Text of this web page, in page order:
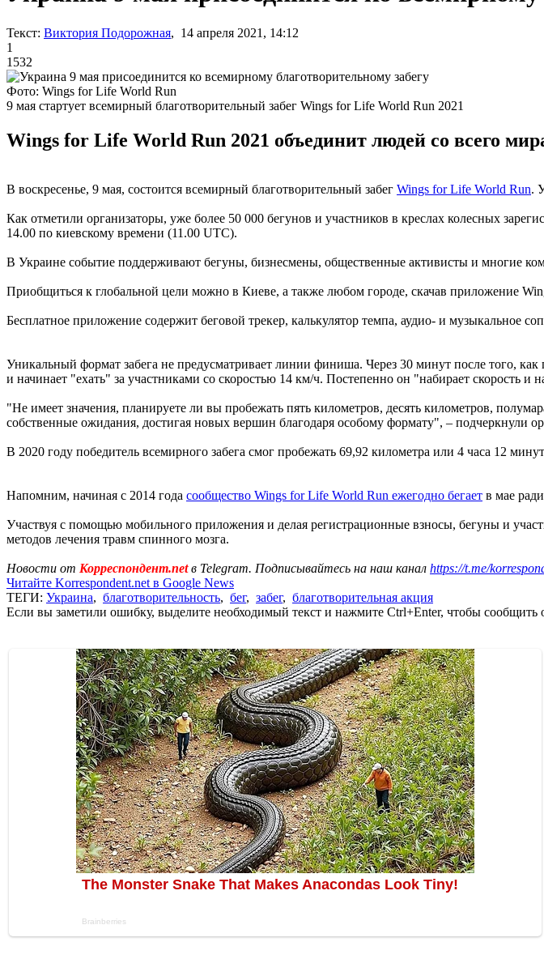
Текст: Виктория Подорожная, 14 апреля 2021, 14:12
1
1532
Фото: Wings for Life World Run
9 мая стартует всемирный благотворительный забег Wings for Life World Run 2021
Wings for Life World Run 2021 объединит людей со всего
В воскресенье, 9 мая, состоится всемирный благотворительный забег Wings for Life World Run.
Как отметили организаторы, уже более 50 000 бегунов и участников в креслах колесных
14.00 по киевскому времени (11.00 UTC).
В Украине событие поддерживают бегуны, бизнесмены, общественные активисты и многие
Приобщиться к глобальной цели можно в Киеве, а также любом городе, скачав приложение
Бесплатное приложение содержит беговой трекер, калькулятор темпа, аудио- и музыкальное
Уникальный формат забега не предусматривает линии финиша. Через 30 минут после того, как
и начинает "ехать" за участниками со скоростью 14 км/ч. Постепенно он "набирает скорость и
"Не имеет значения, планируете ли вы пробежать пять километров, десять километров,
собственные ожидания, достигая новых вершин благодаря особому формату", – подчеркнули
В 2020 году победитель всемирного забега смог пробежать 69,92 километра или 4 часа 12
Напомним, начиная с 2014 года сообщество Wings for Life World Run ежегодно бегает в мае
Участвуя с помощью мобильного приложения и делая регистрационные взносы, бегуны и
методов лечения травм спинного мозга.
Новости от Корреспондент.netв Telegram. Подписывайтесь на наш канал https://t.me/
Читайте Korrespondent.net в Google News
ТЕГИ: Украина, благотворительность, бег, забег, благотворительная акция
Если вы заметили ошибку, выделите необходимый текст и нажмите Ctrl+Enter, чтобы сообщить